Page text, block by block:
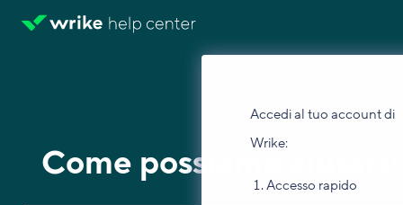
Accedi al tuo account di
Wrike:
Accesso rapido
Come possiamo